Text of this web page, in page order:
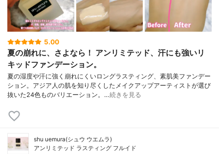
5.00
夏の崩れに、さよなら！ アンリミテッド、汗にも強いリ
キッドファンデーション。
夏の湿度や汗に強く崩れにくいロングラスティング、素肌美ファンデー
ション。アジア人の肌を知り尽くしたメイクアップアーティストが選び
抜いた24色ものバリエーション。…続きを見る
shu uemura(シュウ ウエムラ)
アンリミテッド ラスティング フルイド